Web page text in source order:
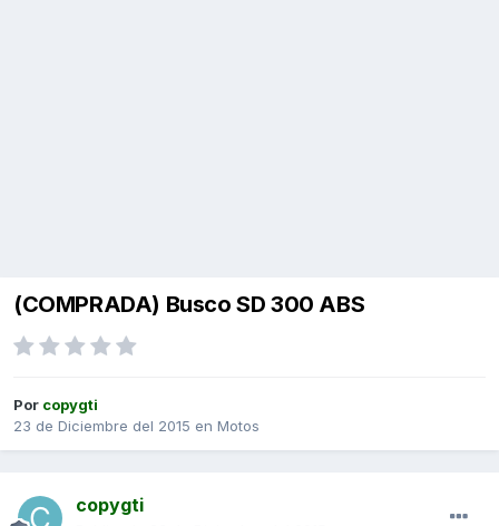
(COMPRADA) Busco SD 300 ABS
Por copygti
23 de Diciembre del 2015 en Motos
copygti